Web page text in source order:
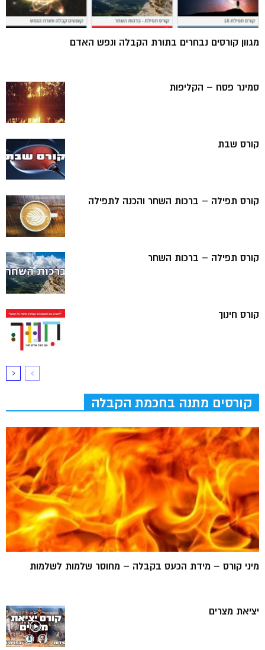
מגוון קורסים נבחרים בתורת הקבלה ונפש האדם
סמינר פסח – הקליפות
קורס שבת
קורס תפילה – ברכות השחר והכנה לתפילה
קורס תפילה – ברכות השחר
קורס חינוך
קורסים מתנה בחכמת הקבלה
מיני קורס – מידת הכעס בקבלה – מחוסר שלמות לשלמות
יציאת מצרים